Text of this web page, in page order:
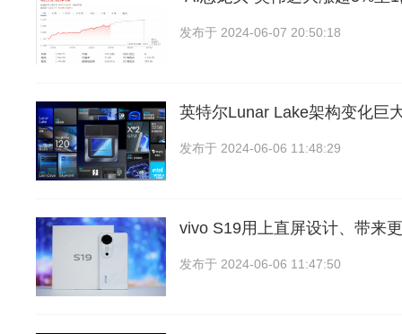
发布于 2024-06-07 20:50:18
英特尔Lunar Lake架构变化巨
发布于 2024-06-06 11:48:29
vivo S19用上直屏设计、带来
发布于 2024-06-06 11:47:50